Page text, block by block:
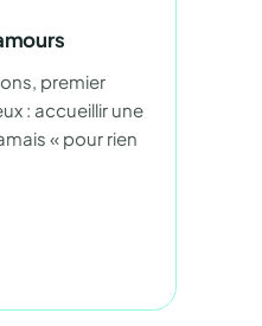
premier
: accueillir une
« pour rien